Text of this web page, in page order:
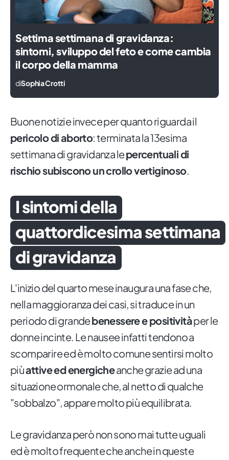
Settima settimana di gravidanza:
sintomi, sviluppo del feto e come cambia
il corpo della mamma
diSophia Crotti
Buone notizie invece per quanto riguarda il
pericolo di aborto: terminata la 13esima
settimana di gravidanza lepercentuali di
rischio subiscono un crollo vertiginoso.
I sintomi della
quattordicesima settimana
di gravidanza
L'inizio del quarto mese inaugura una fase che,
nella maggioranza dei casi, si traduce in un
periodo di grandebenessere e positivitàper le
donne incinte. Le nausee infatti tendono a
scomparire ed è molto comune sentirsi molto
piùattive ed energicheanche grazie ad una
situazione ormonale che, al netto di qualche
"sobbalzo", appare molto più equilibrata.
Le gravidanza però non sono mai tutte uguali
ed è molto frequente che anche in queste